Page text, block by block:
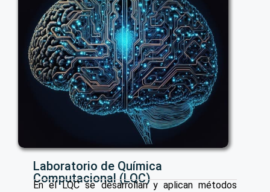
Laboratorio de Química
Computacional (LQC)
En el LQC se desarrollan y aplican métodos